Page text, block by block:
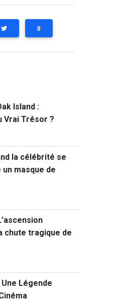
B
Island :
Vrai Trésor ?
la célébrité se
masque de
chute tragique de
Légende